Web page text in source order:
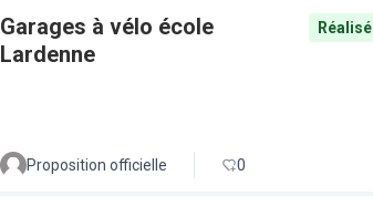
Garages à vélo école
Lardenne
Réalisé
Proposition officielle 0